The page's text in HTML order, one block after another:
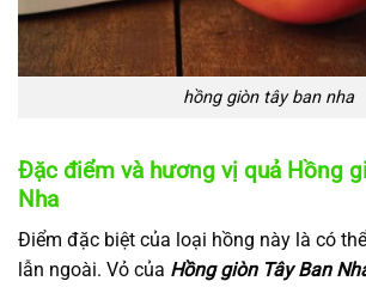
hồng giòn tây ban nha
Đặc điểm và hương vị quả Hồng
Nha
Điểm đặc biệt của loại hồng này là có
lẫn ngoài. Vỏ của Hồng giòn Tây Ban